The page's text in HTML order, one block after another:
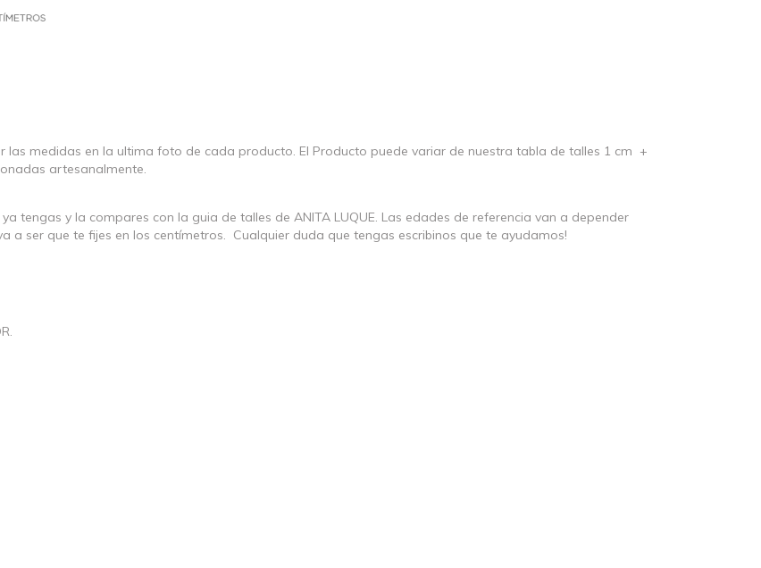
las medidas en la ultima foto de cada producto. El Producto puede variar de nuestra tabla de talles 1 cm +
artesanalmente.
tengas y la compares con la guia de talles de ANITA LUQUE. Las edades de referencia van a depender
a ser que te fijes en los centímetros. Cualquier duda que tengas escribinos que te ayudamos!